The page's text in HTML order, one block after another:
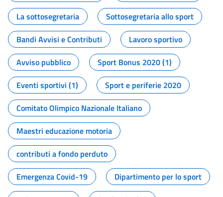
La sottosegretaria
Sottosegretaria allo sport
Bandi Avvisi e Contributi
Lavoro sportivo
Avviso pubblico
Sport Bonus 2020 (1)
Eventi sportivi (1)
Sport e periferie 2020
Comitato Olimpico Nazionale Italiano
Maestri educazione motoria
contributi a fondo perduto
Emergenza Covid-19
Dipartimento per lo sport